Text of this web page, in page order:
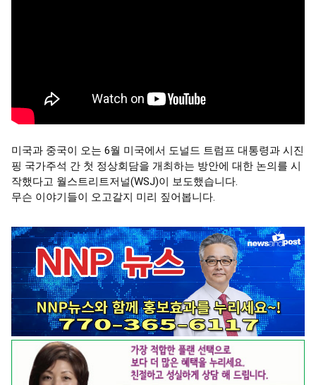
미국과 중국이 오는 6월 미국에서 도널드 트럼프 대통령과 시진
핑 국가주석 간 첫 정상회담을 개최하는 방안에 대한 논의를 시
작했다고 월스트리트저널(WSJ)이 보도했습니다.